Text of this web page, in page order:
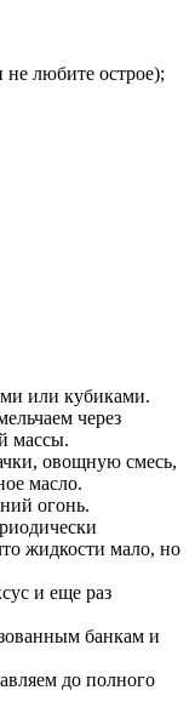
любите острое);
или кубиками.
через
массы.
овощную смесь,
масло.
огонь.
жидкости мало, но
и еще раз
банкам и
до полного